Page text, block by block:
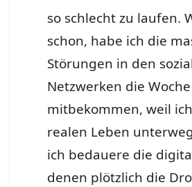
so schlecht zu laufen.
schon, habe ich die
Störungen in den
Netzwerken die
mitbekommen, weil
realen Leben
ich bedauere die
denen plötzlich die